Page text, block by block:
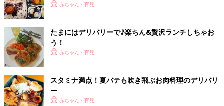
赤ちゃん・育児
たまにはデリバリーで♪楽ちん&贅沢ランチしちゃお
う！
赤ちゃん・育児
スタミナ満点！夏バテも吹き飛ぶお肉料理のデリバリ
ー
赤ちゃん・育児